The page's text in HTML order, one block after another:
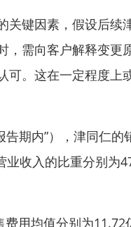
键因素，假设后续
，需向客户解释变更
可。这在一定程度上
期内”），津同仁的
收入的比重分别为
用均值分别为11.72